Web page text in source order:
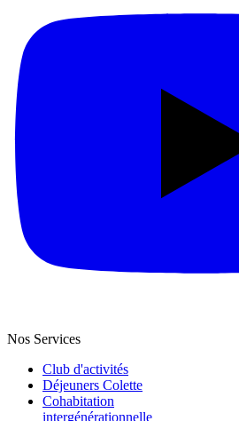
Nos Services
Club d'activités
Déjeuners Colette
Cohabitation
intergénération­nelle